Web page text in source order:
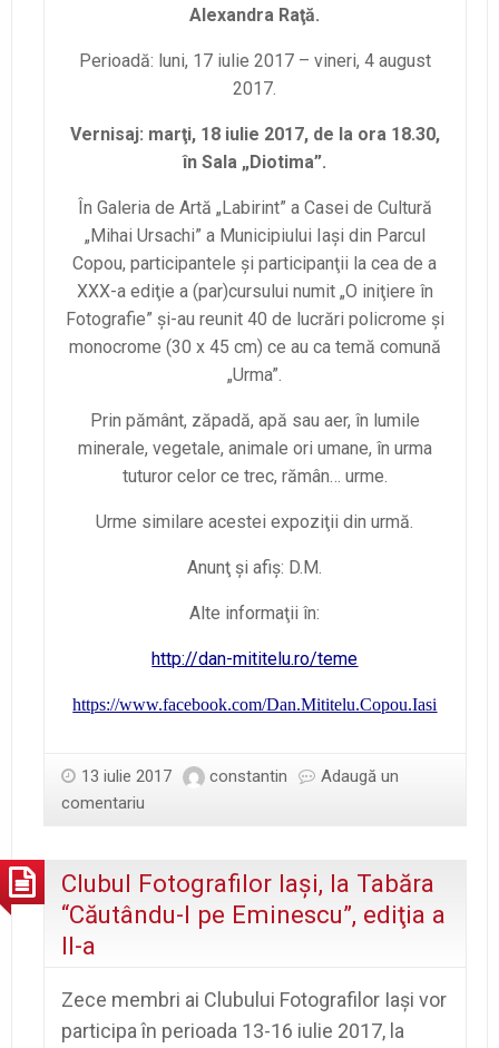
Alexandra Raţă.
Perioadă: luni, 17 iulie 2017 – vineri, 4 august
2017.
Vernisaj: marţi, 18 iulie 2017, de la ora 18.30,
în Sala „Diotima”.
În Galeria de Artă „Labirint” a Casei de Cultură
„Mihai Ursachi” a Municipiului Iaşi din Parcul
Copou, participantele şi participanţii la cea de a
XXX-a ediţie a (par)cursului numit „O iniţiere în
Fotografie” şi-au reunit 40 de lucrări policrome şi
monocrome (30 x 45 cm) ce au ca temă comună
„Urma”.
Prin pământ, zăpadă, apă sau aer, în lumile
minerale, vegetale, animale ori umane, în urma
tuturor celor ce trec, rămân… urme.
Urme similare acestei expoziţii din urmă.
Anunţ şi afiş: D.M.
Alte informaţii în:
http://dan-mititelu.ro/teme
https://www.facebook.com/Dan.Mititelu.Copou.Iasi
13 iulie 2017 constantin
Adaugă un
comentariu
Clubul Fotografilor Iaşi, la Tabăra
“Căutându-l pe Eminescu”, ediţia a
II-a
Zece membri ai Clubului Fotografilor Iaşi vor
participa în perioada 13-16 iulie 2017, la